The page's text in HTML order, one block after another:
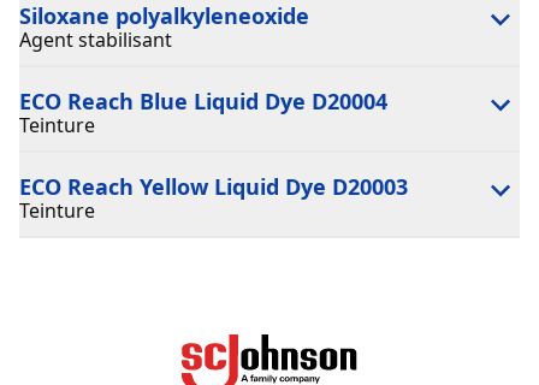
Siloxane polyalkyleneoxide
Agent stabilisant
ECO Reach Blue Liquid Dye D20004
Teinture
ECO Reach Yellow Liquid Dye D20003
Teinture